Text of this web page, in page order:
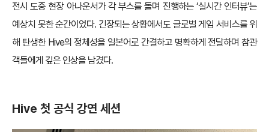
전시 도중 현장 아나운서가 각 부스를 돌며 진행하는 ‘실시간 인터뷰’는
예상치 못한 순간이었다. 긴장되는 상황에서도 글로벌 게임 서비스를 위
해 탄생한 Hive의 정체성을 일본어로 간결하고 명확하게 전달하며 참관
객들에게 깊은 인상을 남겼다.
Hive 첫 공식 강연 세션